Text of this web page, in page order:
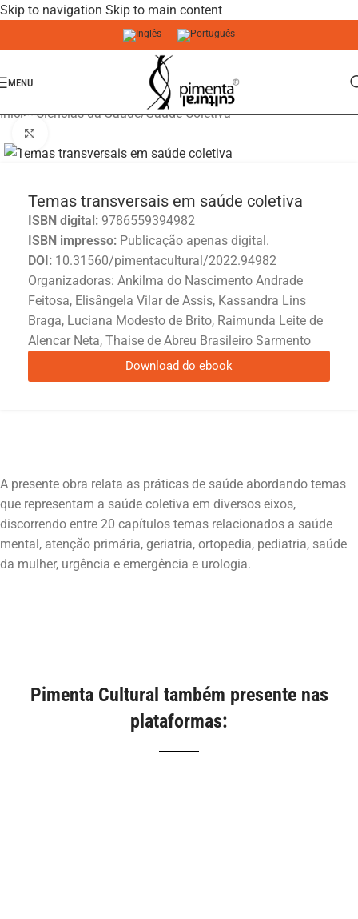
Skip to navigation Skip to main content
MENU
Início/Ciências da Saúde/Saúde Coletiva
Temas transversais em saúde coletiva
ISBN digital: 9786559394982
ISBN impresso: Publicação apenas digital.
DOI: 10.31560/pimentacultural/2022.94982
Organizadoras: Ankilma do Nascimento Andrade
Feitosa, Elisângela Vilar de Assis, Kassandra Lins
Braga, Luciana Modesto de Brito, Raimunda Leite de
Alencar Neta, Thaise de Abreu Brasileiro Sarmento
Download do ebook
A presente obra relata as práticas de saúde abordando temas
que representam a saúde coletiva em diversos eixos,
discorrendo entre 20 capítulos temas relacionados a saúde
mental, atenção primária, geriatria, ortopedia, pediatria, saúde
Pimenta Cultural também presente nas
plataformas: